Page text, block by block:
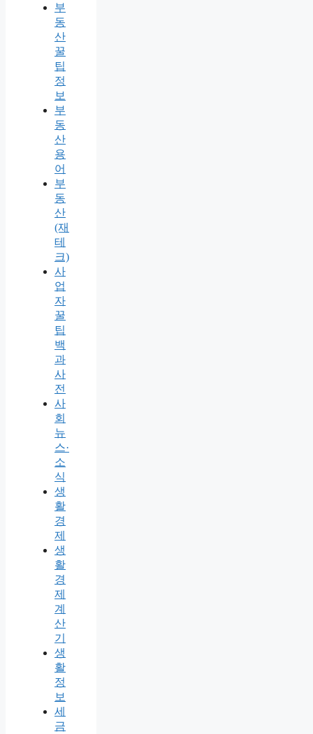
부
동
산
꿀
팁
정
보
부
동
산
용
어
부
동
산
(재
테
크)
사
업
자
꿀
팁
백
과
사
전
사
회
뉴
스·
소
식
생
활
경
제
생
활
경
제
계
산
기
생
활
정
보
세
금